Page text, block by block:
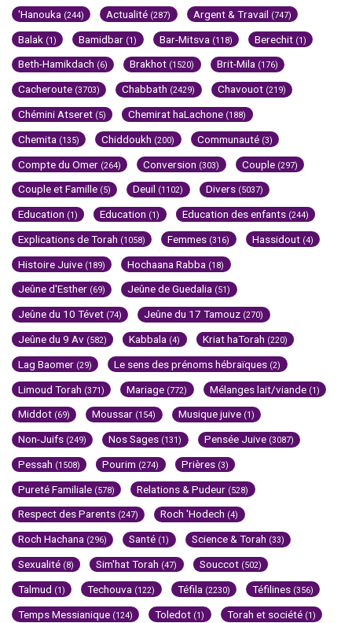
'Hanouka (244) Actualité (287) Argent & Travail (747)
Balak (1) Bamidbar (1) Bar-Mitsva (118) Berechit (1)
Beth-Hamikdach (6) Brakhot (1520) Brit-Mila (176)
Cacheroute (3703) Chabbath (2429) Chavouot (219)
Chémini Atseret (5) Chemirat haLachone (188)
Chemita (135) Chiddoukh (200) Communauté (3)
Compte du Omer (264) Conversion (303) Couple (297)
Couple et Famille (5) Deuil (1102) Divers (5037)
Education (1) Education (1) Education des enfants (244)
Explications de Torah (1058) Femmes (316) Hassidout (4)
Histoire Juive (189) Hochaana Rabba (18)
Jeûne d'Esther (69) Jeûne de Guedalia (51)
Jeûne du 10 Tévet (74) Jeûne du 17 Tamouz (270)
Jeûne du 9 Av (582) Kabbala (4) Kriat haTorah (220)
Lag Baomer (29) Le sens des prénoms hébraïques (2)
Limoud Torah (371) Mariage (772) Mélanges lait/viande (1)
Middot (69) Moussar (154) Musique juive (1)
Non-Juifs (249) Nos Sages (131) Pensée Juive (3087)
Pessah (1508) Pourim (274) Prières (3)
Pureté Familiale (578) Relations & Pudeur (528)
Respect des Parents (247) Roch 'Hodech (4)
Roch Hachana (296) Santé (1) Science & Torah (33)
Sexualité (8) Sim'hat Torah (47) Souccot (502)
Talmud (1) Techouva (122) Téfila (2230) Téfilines (356)
Temps Messianique (124) Toledot (1) Torah et société (1)